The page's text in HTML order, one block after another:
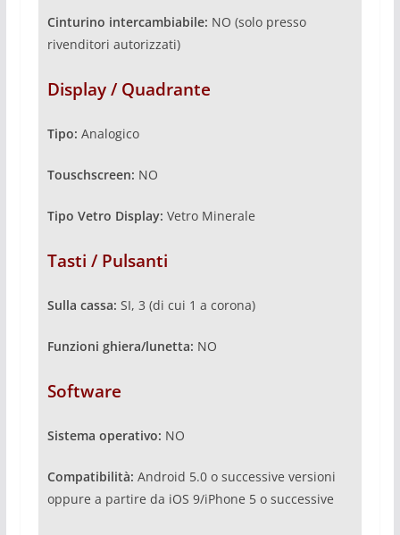
Cinturino intercambiabile: NO (solo presso
rivenditori autorizzati)
Display / Quadrante
Tipo: Analogico
Touschscreen: NO
Tipo Vetro Display: Vetro Minerale
Tasti / Pulsanti
Sulla cassa: SI, 3 (di cui 1 a corona)
Funzioni ghiera/lunetta: NO
Software
Sistema operativo: NO
Compatibilità: Android 5.0 o successive versioni
oppure a partire da iOS 9/iPhone 5 o successive